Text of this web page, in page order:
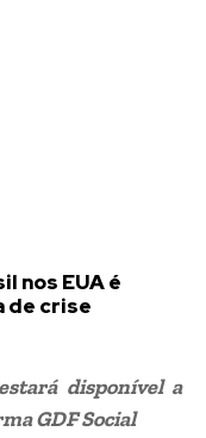
nos EUA é
de crise
disponível a
GDF Social